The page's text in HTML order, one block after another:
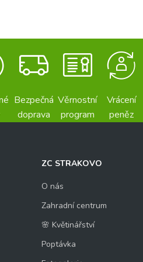
Bezpečná
doprava
Věrnostní
program
Vrácení
peněz
ZC STRAKOVO
O nás
Zahradní centrum
🌸 Květinářství
Poptávka